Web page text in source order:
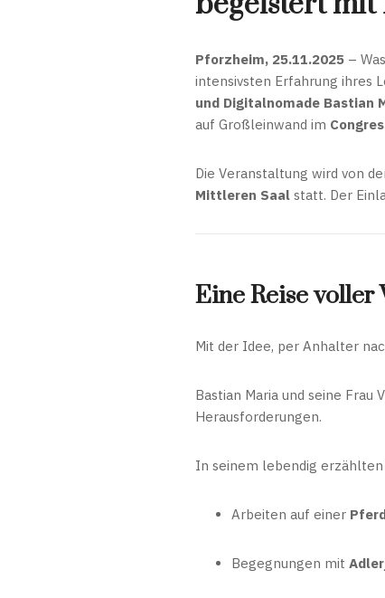
Pforzheim, 25.11.2025 –
intensivsten Erfahrung ihres
und Digitalnomade Bastian
auf Großleinwand im
Die Veranstaltung wird von
Mittleren Saal statt. Der
Eine Reise voller
Mit der Idee, per Anhalter
Bastian Maria und seine Frau
Herausforderungen.
In seinem lebendig erzählten
Arbeiten auf einer
Begegnungen mit